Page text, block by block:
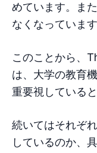
めています。ま
なくなっています
このことから、
は、大学の教育
重要視している
続いてはそれぞ
しているのか、